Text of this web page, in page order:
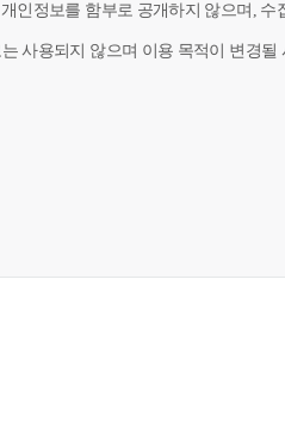
인정보를 함부로 공개하지 않으며,
사용되지 않으며 이용 목적이 변경